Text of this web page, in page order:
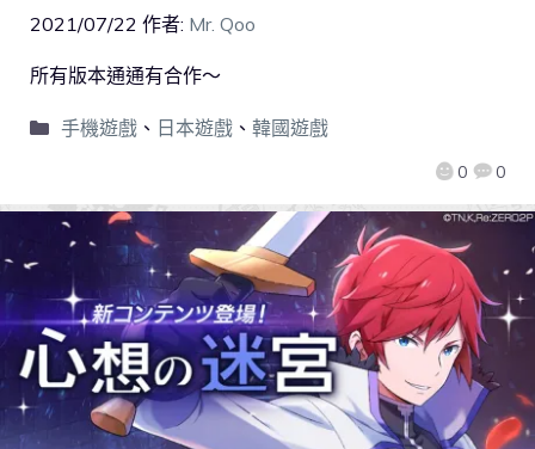
2021/07/22 作者: Mr. Qoo
0 0
所有版本通通有合作～
手機遊戲、 日本遊戲、 韓國遊戲